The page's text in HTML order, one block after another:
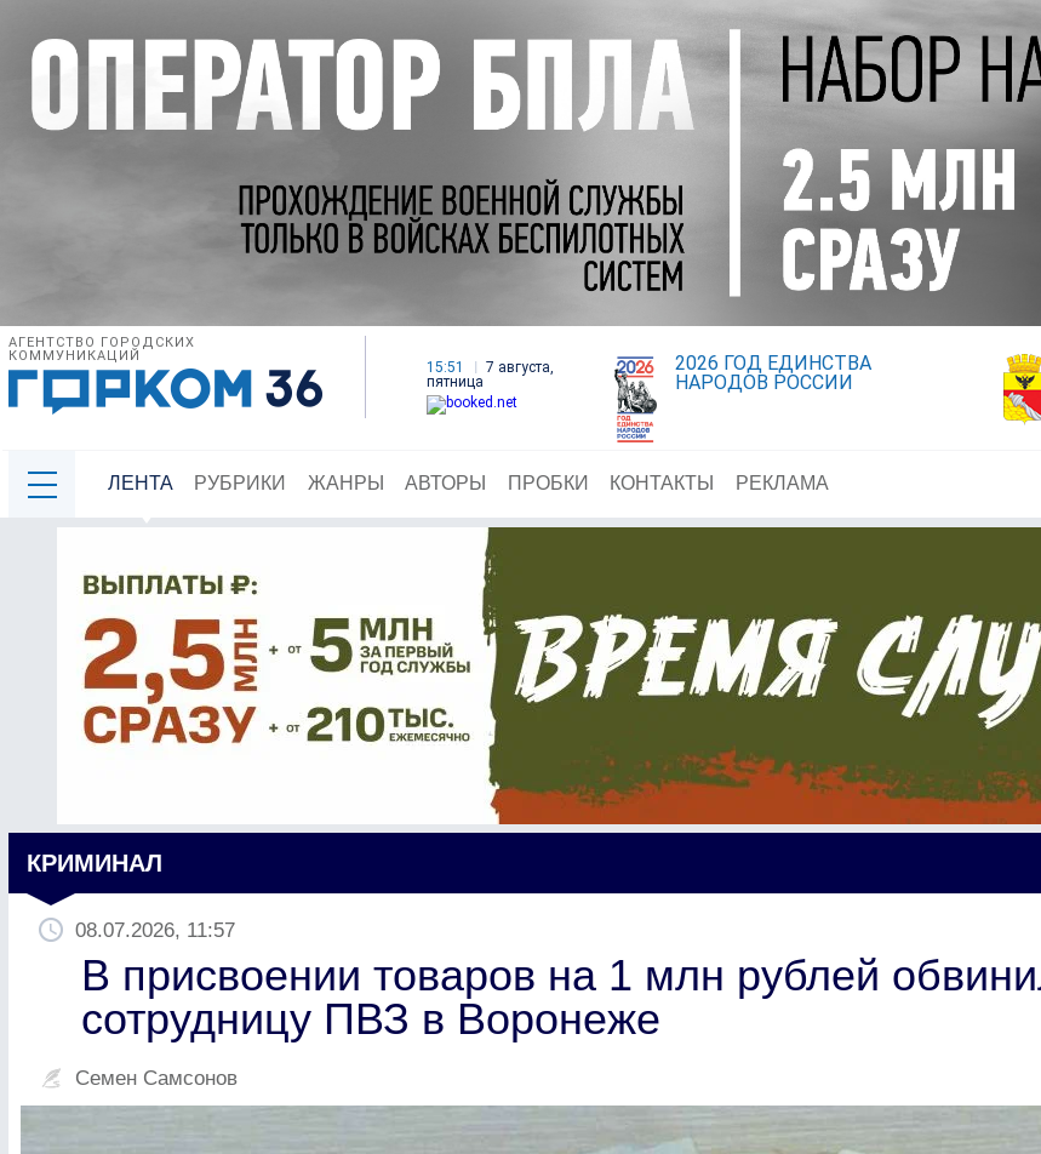
АГЕНТСТВО ГОРОДСКИХ
КОММУНИКАЦИЙ
15:51
7 августа,
пятница
2026 ГОД ЕДИНСТВА
НАРОДОВ РОССИИ
ЛЕНТА РУБРИКИ ЖАНРЫ АВТОРЫ ПРОБКИ КОНТАКТЫ РЕКЛАМА
КРИМИНАЛ
08.07.2026, 11:57
В присвоении товаров на 1 млн рублей
сотрудницу ПВЗ в Воронеже
Семен Самсонов